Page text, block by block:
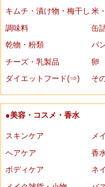
キムチ・漬け物・梅干し 米
調味料
缶
乾物・粉類
パ
チーズ・乳製品
卵
ダイエットフード(⇒)
そ
●美容・コスメ・香水
スキンケア
メ
ヘアケア
香
ボディケア
ネ